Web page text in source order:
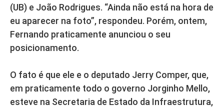
(UB) e João Rodrigues. “Ainda não está na hora de
eu aparecer na foto”, respondeu. Porém, ontem,
Fernando praticamente anunciou o seu
posicionamento.
O fato é que ele e o deputado Jerry Comper, que,
em praticamente todo o governo Jorginho Mello,
esteve na Secretaria de Estado da Infraestrutura,